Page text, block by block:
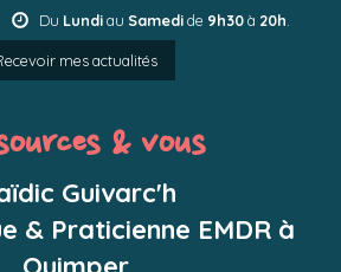
Du Lundiau Samedide 9h30à 20h
mes actualités
& vous
Guivarc'h
& Praticienne EMDR à